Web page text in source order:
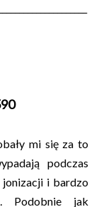
mi się za to
podczas
jonizacji i bardzo
Podobnie jak